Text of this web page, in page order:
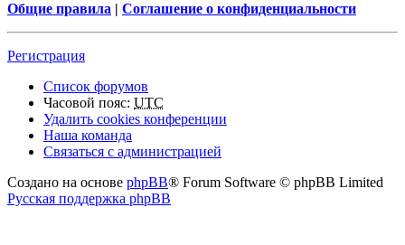
Общие правила | Соглашение о конфиденциальности
Регистрация
Список форумов
Часовой пояс: UTC
Удалить cookies конференции
Наша команда
Связаться с администрацией
Создано на основе phpBB® Forum Software © phpBB Limited
Русская поддержка phpBB